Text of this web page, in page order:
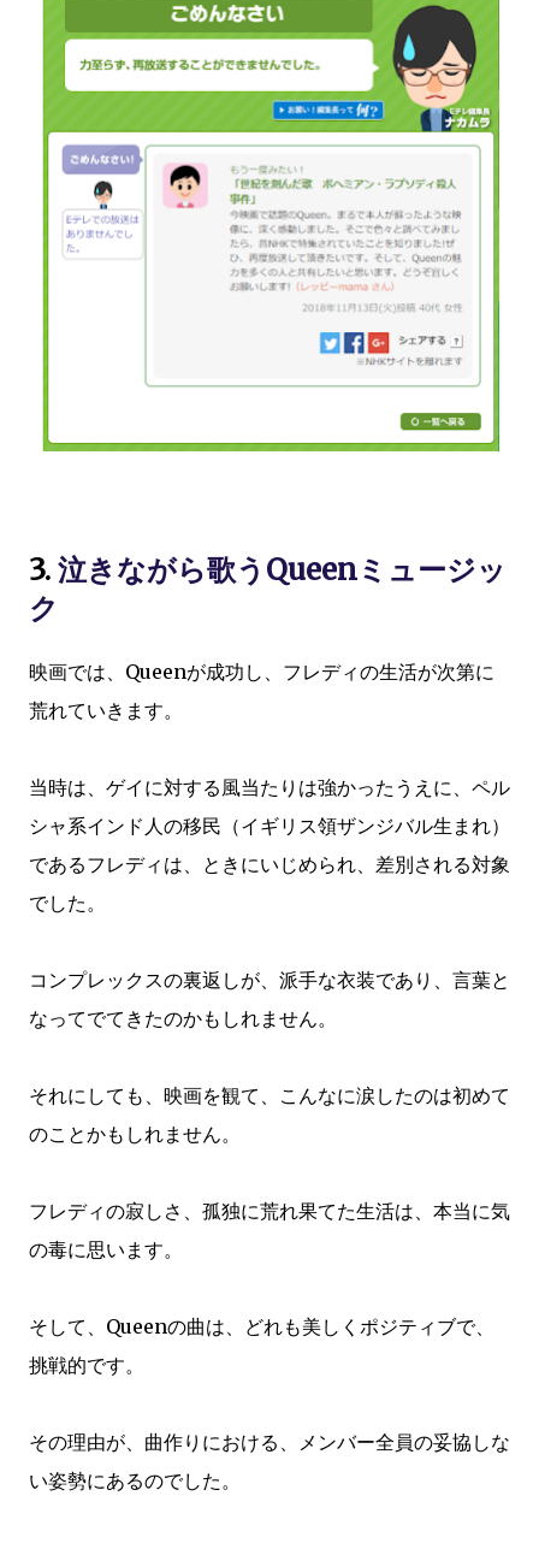
3.泣きながら歌うQueenミュージッ
ク
映画では、Queenが成功し、フレディの生活が次第に
荒れていきます。
当時は、ゲイに対する風当たりは強かったうえに、ペル
シャ系インド人の移民（イギリス領ザンジバル生まれ）
であるフレディは、ときにいじめられ、差別される対象
でした。
コンプレックスの裏返しが、派手な衣装であり、言葉と
なってでてきたのかもしれません。
それにしても、映画を観て、こんなに涙したのは初めて
のことかもしれません。
フレディの寂しさ、孤独に荒れ果てた生活は、本当に気
の毒に思います。
そして、Queenの曲は、どれも美しくポジティブで、
挑戦的です。
その理由が、曲作りにおける、メンバー全員の妥協しな
い姿勢にあるのでした。